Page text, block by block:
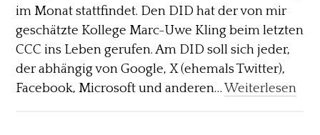
im Monat stattfindet. Den DID hat der von mir
geschätzte Kollege Marc-Uwe Kling beim letzten
CCC ins Leben gerufen. Am DID soll sich jeder,
der abhängig von Google, X (ehemals Twitter),
Facebook, Microsoft und anderen…Weiterlesen